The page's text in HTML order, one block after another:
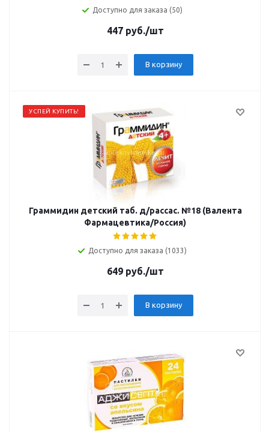
Доступно для заказа (50)
447руб./шт
В корзину
УСПЕЙ КУПИТЬ!
Граммидин детский таб. д/рассас. №18 (Валента
Фармацевтика/Россия)
Доступно для заказа (1033)
649руб./шт
В корзину